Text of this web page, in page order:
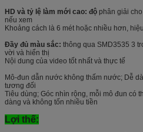
HD và tỷ lệ làm mới cao: độ phân giải
nếu xem
Khoảng cách là 6 mét hoặc nhiều hơn,
Đầy đủ màu sắc: thông qua SMD3535 3
vời và hiển thị
Nội dung của video tốt nhất và thực tế
Mô-đun dẫn nước không thấm nước; Dễ
tương đối
Tiêu dùng; Góc nhìn rộng, mỗi mô đun có
dàng và không tốn nhiều tiền
Lợi thế: